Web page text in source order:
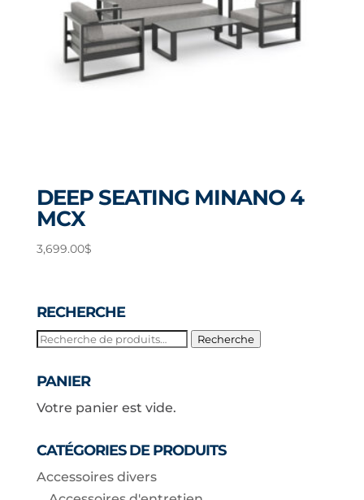
DEEP SEATING MINANO 4
MCX
3,699.00$
RECHERCHE
Recherche
Recherche
PANIER
Votre panier est vide.
CATÉGORIES DE PRODUITS
Accessoires divers